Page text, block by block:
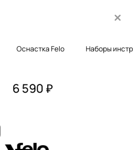
Оснастка Felo Наборы
6 590 ₽